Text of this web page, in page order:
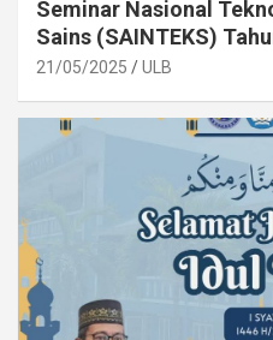
Seminar Nasional
Sains (SAINTEKS)
21/05/2025 ULB